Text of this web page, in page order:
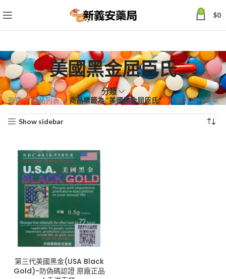
0 $0
美國黑金屈臣氏
分類
首頁 商品列表 商品標籤為 “美國黑金屈臣氏” 顯示單一結果
Show sidebar
第三代美國黑金(USA Black
Gold)-防偽碼認證 原廠正品